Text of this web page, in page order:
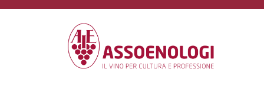
Vai al contenuto
Navigazione principale